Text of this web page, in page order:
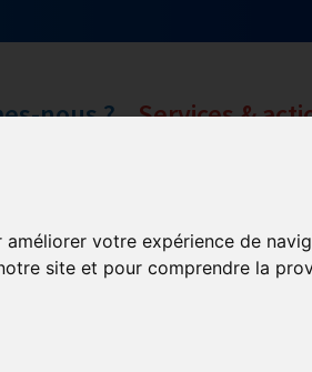
votre expérience de
site et pour comprendre la
nous ? Services &
COVID-